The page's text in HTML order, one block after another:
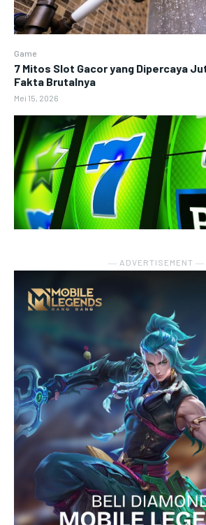
Game
7 Mitos Slot Gacor yang Dipercaya
Fakta Brutalnya
Mei 15, 2026
― ADVERTISEMENT ―